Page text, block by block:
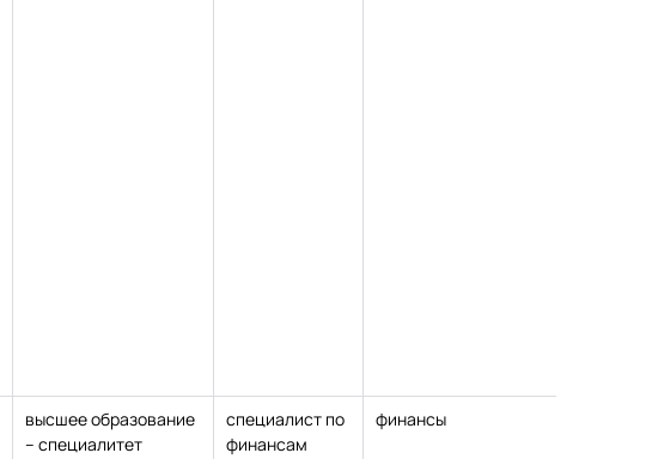
высшее образование
– специалитет
специалист по
финансам
финансы